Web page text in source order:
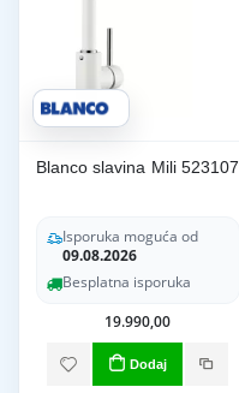
Blanco slavina Mili 523107
Isporuka moguća od
09.08.2026
Besplatna isporuka
19.990,00
Dodaj